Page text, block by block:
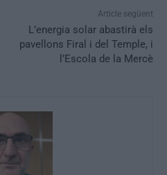
Article següent
L’energia solar abastirà els
pavellons Firal i del Temple, i
l’Escola de la Mercè